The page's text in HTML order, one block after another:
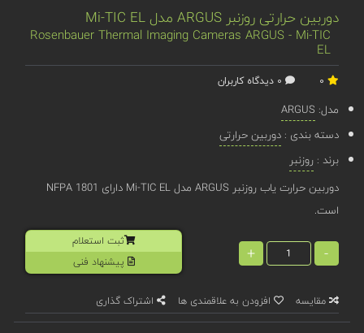
دوربین حرارتی روزنبر ARGUS مدل Mi-TIC EL
Rosenbauer Thermal Imaging Cameras ARGUS - Mi-TIC
EL
مدل: ARGUS
دسته بندی :دوربین حرارتی
برند :روزنبر
دوربین حرارت یاب روزنبر ARGUS مدل Mi-TIC EL دارای NFPA 1801
است.
-
+
ثبت استعلام
پیشنهاد فنی
مقایسه افزودن به علاقمندی ها اشتراک گذاری